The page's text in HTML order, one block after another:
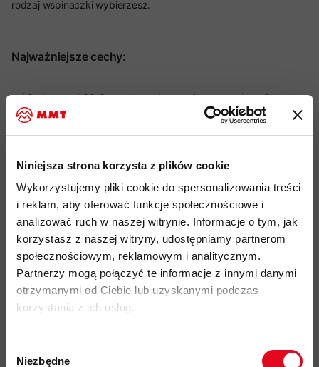
Niniejsza strona korzysta z plików cookie
Wykorzystujemy pliki cookie do spersonalizowania treści
i reklam, aby oferować funkcje społecznościowe i
analizować ruch w naszej witrynie. Informacje o tym, jak
korzystasz z naszej witryny, udostępniamy partnerom
społecznościowym, reklamowym i analitycznym.
Partnerzy mogą połączyć te informacje z innymi danymi
otrzymanymi od Ciebie lub uzyskanymi podczas
korzystania z ich usług.
zgody
Niezbędne
rodzaj wspinaczki wybierzesz.
Najważniejsze cechy:
idealny produkt do: wspinaczka sportowa, wspinaczka
ściankowa, wspinaczka wielowyciągowa
lekki i wytrzymały woreczek na magnezję wykonany z
regulowany pasek z taśmy zapinany na klamrę dla
wygodnego dopasowania
zamknięcie na sznurek z regulowanym ściągaczem zapewnia
szczelne zamknięcie
wysokiej jakości podszewka z polaru gwarantuje mniejsze
pylenie i równomierne rozprowadzanie magnezji
wspinaczkowej przy pomocy karabinka (nie dołączony w